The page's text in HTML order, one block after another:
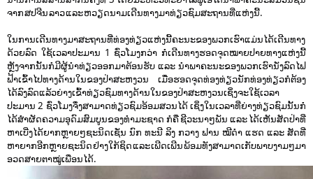
ຈາກ ສປຈີນ ລາວ ແລະ ຫວຽດນາມເດີນທາງມາທ່ຽວຊົມສະຖານທີ່ແຫ່ງນີ້.
ໃນການເດີນທາງມາສະຖານທີ່ທ່ອງທ່ຽວແຫ່ງນີ້ຄະນະຂອງພວກເຮົາແມ່ນໄດ້ເດີນທາງ
ດ້ວຍລົດ ໃຊ້ເວລາປະມານ 1 ຊົ່ວໂມງກວ່າ ກໍເດີນທາງຮອດຈຸດໝາຍປາຍທາງແຫ່ງນີ້
ຫຼັງຈາກນັ້ນກໍມີຜູ້ນຳທ່ຽວອອກມາຕ້ອນຮັບ ແລະ ນຳພາຄະນະຂອງພວກເຮົານັ່ງລົດໄຟ
ຟ້າເຂົ້າໄປທາງດ້ານໃນຂອງປ່າສະຫງວນ ເມື່ອຮອດຈຸດທ່ອງທ່ຽວນັກທ່ອງທ່ຽວກໍຕ້ອງ
ໄດ້ລົງລົດແລ້ວຍ່າງເຂົ້າທ່ຽວຊົມທາງດ້ານໃນຂອງປ່າສະຫງວນເຊິ່ງຈະໃຊ້ເວລາ
ປະມານ 2 ຊົ່ວໂມງຈຶ່ງສາມາດທ່ຽວຊົມອ້ອມສວນໄດ້ ເຊິ່ງໃນເວລາທີ່ຍ່າງທ່ຽວຊົມນັ້ນກໍ
ໄດ້ສຳຜັດຄວາມອຸດົມສົມບູນຂອງທຳມະຊາດ ກໍຄື ຊີວະນາໆພັນ ແລະ ໄດ້ເຫັນສັດປ່າທີ່
ຫາເບີ່ງໄດ້ຍາກຫຼາຍໆຊະນິດເຊັ່ນ ນົກ ທະນີ ລິງ ກວາງ ຟານ ໝີດຳ ແຮດ ແລະ ສັດທີ່
ຫາຍາກອີກຫຼາຍຊະນິດ ຢ່າງໃກ້ຊິດ ແລະ ເພີດເພີນ ພ້ອມທັງສາມາດເກັບພາບງາມໆມາ
ອວດສາຍຕາໝູ່ເພືອນໄດ້.